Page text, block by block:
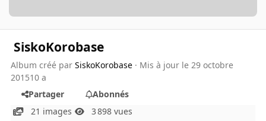
SiskoKorobase
Album créé parSiskoKorobase · Mis à jour le 29 octobre
201510 a
Partager
Abonnés
21 images
3 898 vues